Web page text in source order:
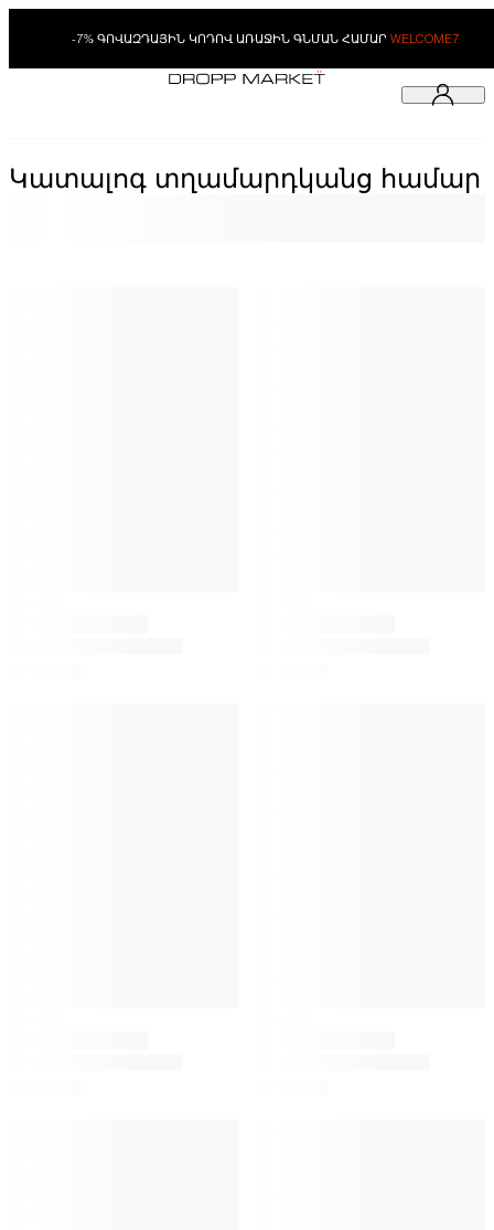
-7% ԳՈՎԱԶԴԱՅԻՆ ԿՈԴՈՎ ԱՌԱՋԻՆ ԳՆՄԱՆ ՀԱՄԱՐ WELCOME7
Կատալոգ տղամարդկանց համար